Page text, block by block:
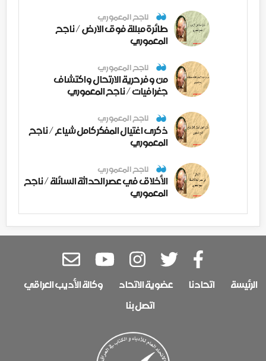
ناجح المعموري
طائرة مبللة فوق الارض / ناجح
المعموري
ناجح المعموري
من وفر حرية الارتحال واكتشاف
جغرافيات / ناجح المعموري
ناجح المعموري
ذكرى اغتيال المفكر كامل شياع / ناجح
المعموري
ناجح المعموري
الأخلاق في عصر الحداثة السائلة / ناجح
المعموري
الرئيسة اتحادنا عضوية الاتحاد
وكالة الأديب العراقي
اتصل بنا